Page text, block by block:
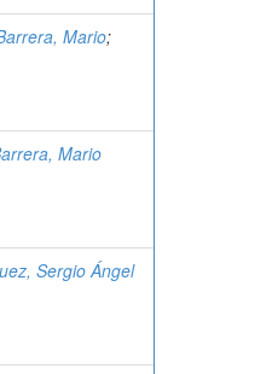
Mario;
Mario
Sergio Ángel